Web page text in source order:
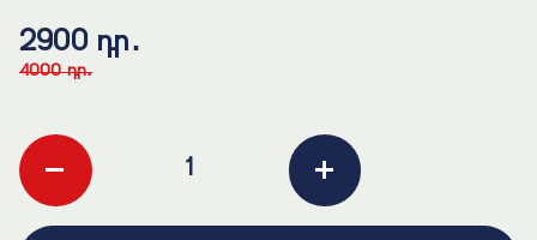
2900 դր․
4000 դր․
- +